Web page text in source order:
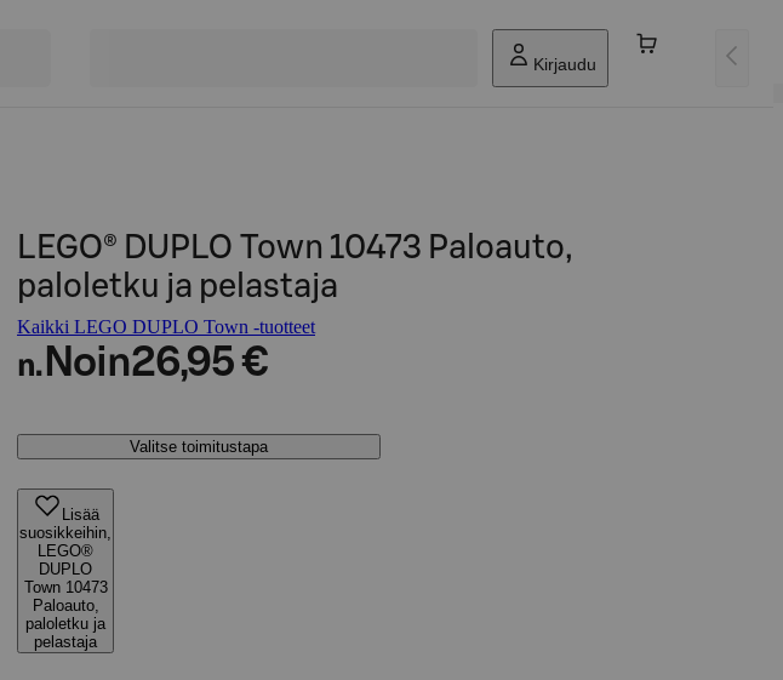
Kirjaudu
LEGO® DUPLO Town 10473 Paloauto,
paloletku ja pelastaja
Kaikki LEGO DUPLO Town -tuotteet
n. Noin26,95 €
Valitse toimitustapa
Lisää
suosikkeihin,
LEGO®
DUPLO
Town 10473
Paloauto,
paloletku ja
pelastaja